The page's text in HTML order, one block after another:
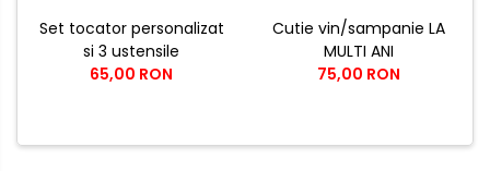
Set tocator personalizat
si 3 ustensile
65,00 RON
Cutie vin/sampanie LA
MULTI ANI
75,00 RON